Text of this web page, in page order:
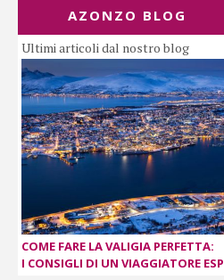
AZONZO BLOG
Ultimi articoli dal nostro blog
COME FARE LA VALIGIA PERFETTA:
I CONSIGLI DI UN VIAGGIATORE